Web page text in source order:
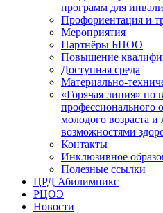
программ для
Профориентация и
Мероприятия
Партнёры БПОО
Повышение
Доступная среда
Материально-
«Горячая линия» по
профессионального
молодого возраста
возможностями
Контакты
Инклюзивное
Полезные ссылки
ЦРД Абилимпикс
РЦОЭ
Новости